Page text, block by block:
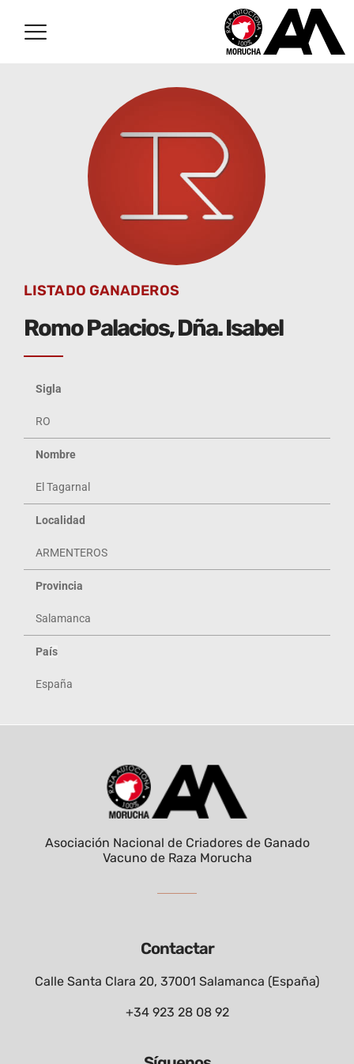
LISTADO GANADEROS
Romo Palacios, Dña. Isabel
Sigla
RO
Nombre
El Tagarnal
Localidad
ARMENTEROS
Provincia
Salamanca
País
España
Contactar
Calle Santa Clara 20, 37001 Salamanca (España)
+34 923 28 08 92
Asociación Nacional de Criadores de Ganado
Vacuno de Raza Morucha